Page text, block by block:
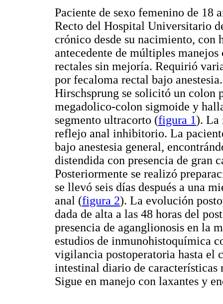
Paciente de sexo femenino de 18
Recto del Hospital Universitario
crónico desde su nacimiento, con
antecedente de múltiples
rectales sin mejoría. Requirió
por fecaloma rectal bajo
Hirschsprung se solicitó un colon
megadolico-colon sigmoide y
segmento ultracorto (figura 1). La
reflejo anal inhibitorio. La
bajo anestesia general,
distendida con presencia de gran
Posteriormente se realizó
se llevó seis días después a una
anal (figura 2). La evolución
dada de alta a las 48 horas del
presencia de aganglionosis en la
estudios de inmunohistoquímica
vigilancia postoperatoria hasta el
intestinal diario de características
Sigue en manejo con laxantes y